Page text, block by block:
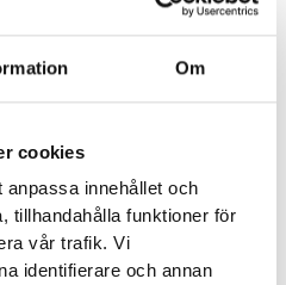
Om
cookies
innehållet och
tillhandahålla funktioner för
vår trafik. Vi
identifierare och annan